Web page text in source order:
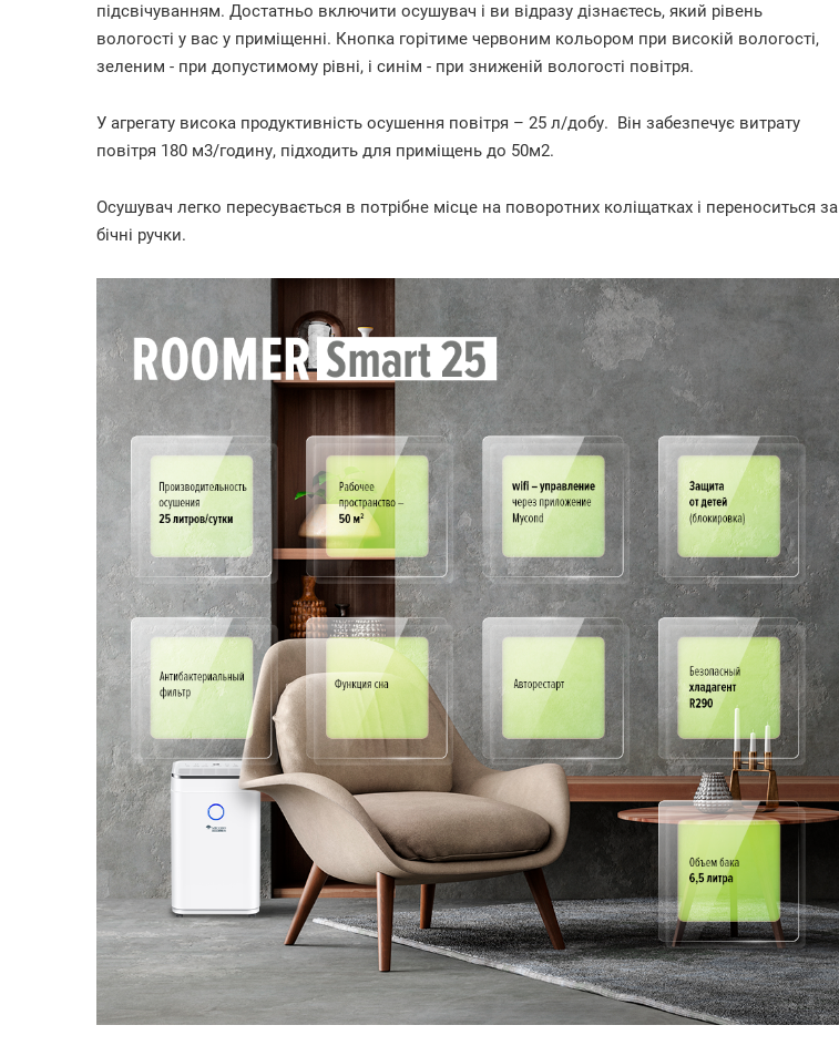
підсвічуванням. Достатньо включити осушувач і ви відразу дізнаєтесь, який рівень
вологості у вас у приміщенні. Кнопка горітиме червоним кольором при високій вологості,
зеленим - при допустимому рівні, і синім - при зниженій вологості повітря.
У агрегату висока продуктивність осушення повітря – 25 л/добу. Він забезпечує витрату
повітря 180 м3/годину, підходить для приміщень до 50м2.
Осушувач легко пересувається в потрібне місце на поворотних коліщатках і переноситься за
бічні ручки.